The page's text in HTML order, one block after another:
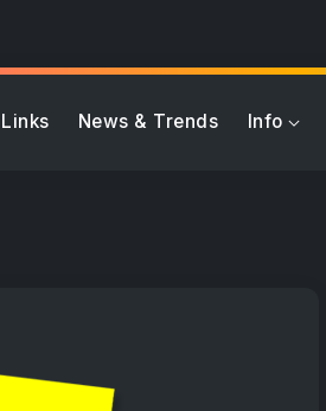
News & Trends Info